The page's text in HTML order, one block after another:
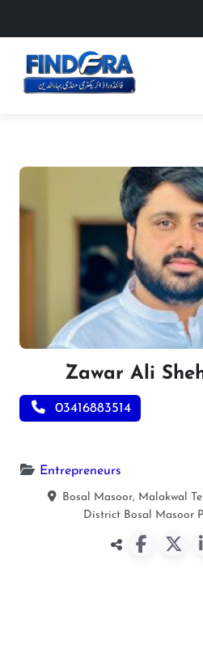
Zawar Ali
03416883514
Entrepreneurs
Bosal Masoor, Malakwal
District Bosal Masoor